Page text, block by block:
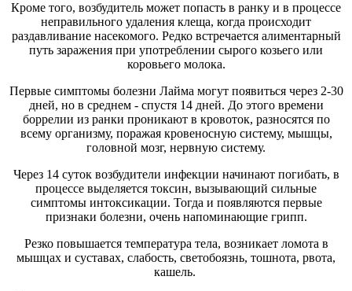
Кроме того, возбудитель может попасть в ранку и в процессе
неправильного удаления клеща, когда происходит
раздавливание насекомого. Редко встречается алиментарный
путь заражения при употреблении сырого козьего или
коровьего молока.
Первые симптомы болезни Лайма могут появиться через 2-30
дней, но в среднем - спустя 14 дней. До этого времени
боррелии из ранки проникают в кровоток, разносятся по
всему организму, поражая кровеносную систему, мышцы,
головной мозг, нервную систему.
Через 14 суток возбудители инфекции начинают погибать, в
процессе выделяется токсин, вызывающий сильные
симптомы интоксикации. Тогда и появляются первые
признаки болезни, очень напоминающие грипп.
Резко повышается температура тела, возникает ломота в
мышцах и суставах, слабость, светобоязнь, тошнота, рвота,
кашель.